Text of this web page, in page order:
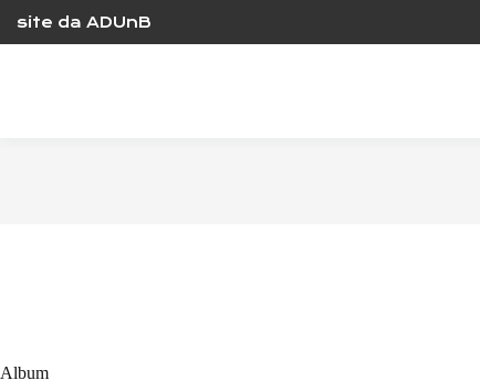
content
site da ADUnB
Album